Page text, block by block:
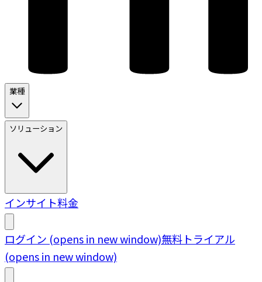
業種
ソリューション
インサイト料金
ログイン (opens in new window)無料トライアル
(opens in new window)